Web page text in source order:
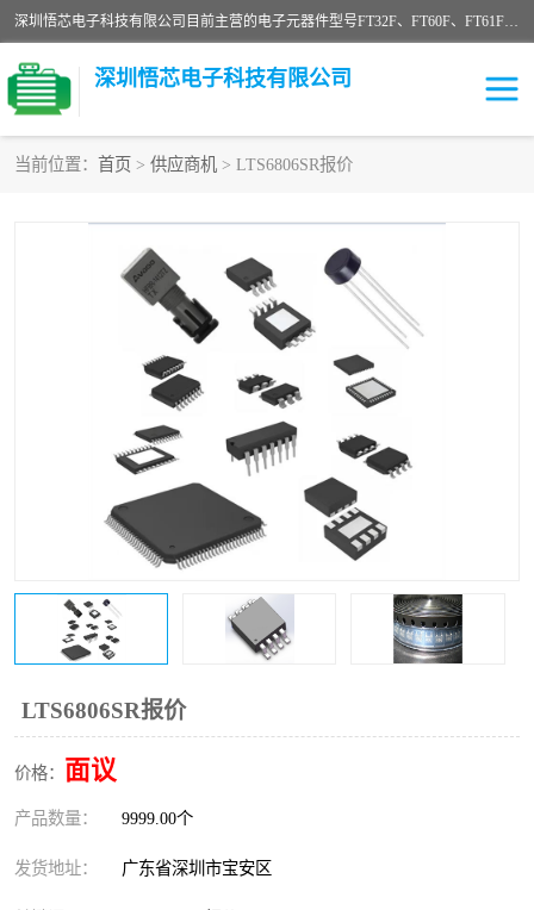
深圳悟芯电子科技有限公司目前主营的电子元器件型号FT32F、FT60F、FT61F、FT62F、FT64F、FT61FC、MCU EEPROM MOS LDO 稳压管 触摸IC DC-DC AC-DC 协议IC等，广泛应用于LED射灯、LED日光灯、等诸多领域。
深圳悟芯电子科技有限公司
当前位置： 首页 > 供应商机 > LTS6806SR报价
LTS6806SR报价
价格： 面议
产品数量： 9999.00个
发货地址： 广东省深圳市宝安区
MOS
FT32F
FT61F
FT64F
FT61FC
FT60F011
FT61F022
FT61F021